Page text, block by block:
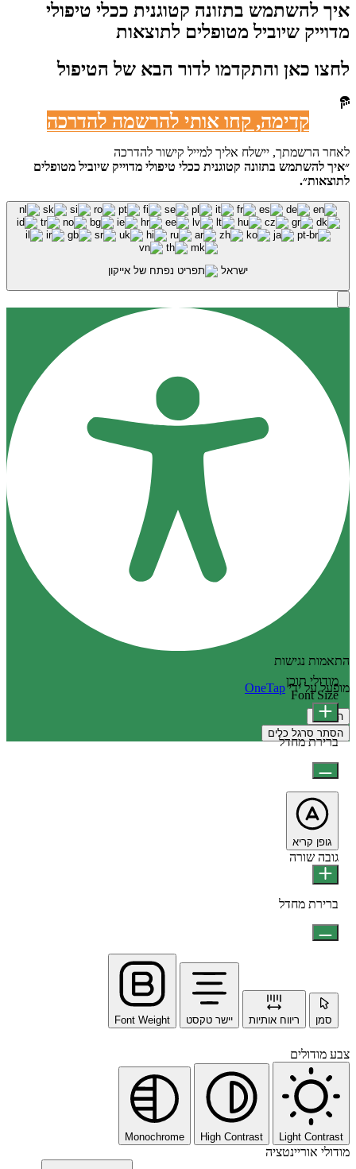
איך להשתמש בתזונה קטוגנית ככלי טיפולי
מדוייק שיוביל מטופלים לתוצאות
לחצו כאן והתקדמו לדור הבא של הטיפול
קדימה, קחו אותי להרשמה להדרכה
לאחר הרשמתך, יישלח אליך למייל קישור להדרכה
״איך להשתמש בתזונה קטוגנית ככלי טיפולי מדוייק שיוביל מטופלים
לתוצאות״.
ישראל
התאמות נגישות
מופעל על ידיOneTap
הצהרה
הסתר סרגל כלים
מודולי תוכן
Font Size
ברירת מחדל
גופן קריא
גובה שורה
ברירת מחדל
סמן ריווח אותיות יישר טקסט Font Weight
צבע מודולים
Light Contrast
High Contrast
Monochrome
מודולי אוריינטציה